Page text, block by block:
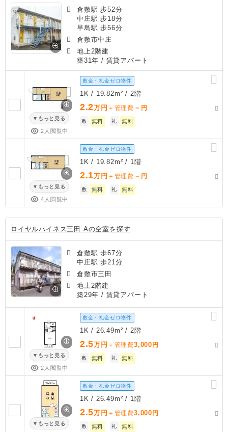
倉敷駅 歩52分
中庄駅 歩18分
早島駅 歩56分
倉敷市中庄
地上2階建
築31年 / 賃貸アパート
もっと見る
2人閲覧中
敷金・礼金ゼロ物件
1K / 19.82m² / 2階
2.2万円 ＋管理費 － 円
敷 無料 礼 無料
もっと見る
4人閲覧中
敷金・礼金ゼロ物件
1K / 19.82m² / 1階
2.1万円 ＋管理費 － 円
敷 無料 礼 無料
ロイヤルハイネス三田 Aの空室を探す
倉敷駅 歩67分
中庄駅 歩21分
倉敷市三田
地上2階建
築29年 / 賃貸アパート
もっと見る
2人閲覧中
敷金・礼金ゼロ物件
1K / 26.49m² / 2階
2.5万円 ＋管理費3,000 円
敷 無料 礼 無料
もっと見る
敷金・礼金ゼロ物件
1K / 26.49m² / 1階
2.5万円 ＋管理費3,000 円
敷 無料 礼 無料